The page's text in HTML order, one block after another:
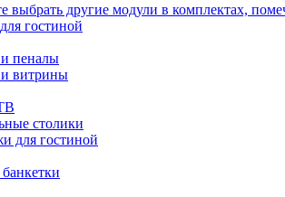
выбрать другие модули в комплектах,
гостиной
пеналы
витрины
столики
для гостиной